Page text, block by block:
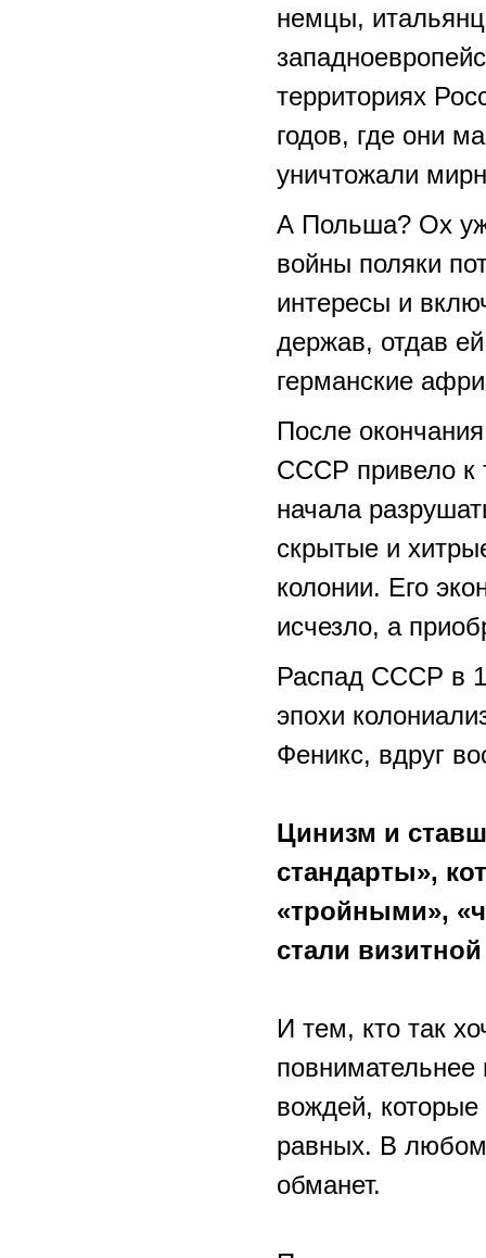
немцы,
территориях
годов, где они
уничтожали
А Польша? Ох
войны поляки
интересы и
держав, отдав
германские
После
СССР привело к
начала
скрытые и
колонии. Его
исчезло, а
Распад СССР в
эпохи
Феникс, вдруг
Цинизм и
стандарты»,
«тройными»,
стали
И тем, кто так
повнимательнее
вождей,
равных. В любом
обманет.